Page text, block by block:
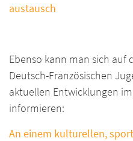
austausch
Ebenso kann man sich auf
Deutsch-Französischen
aktuellen Entwicklungen
informieren:
An einem kulturellen,